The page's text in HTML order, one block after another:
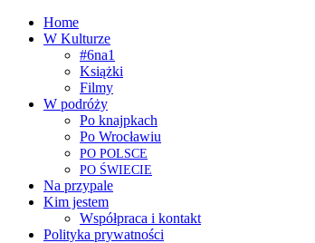
Home
W Kulturze
#6na1
Książki
Filmy
W podróży
Po knajpkach
Po Wrocławiu
PO POLSCE
PO ŚWIECIE
Na przypale
Kim jestem
Współpraca i kontakt
Polityka prywatności